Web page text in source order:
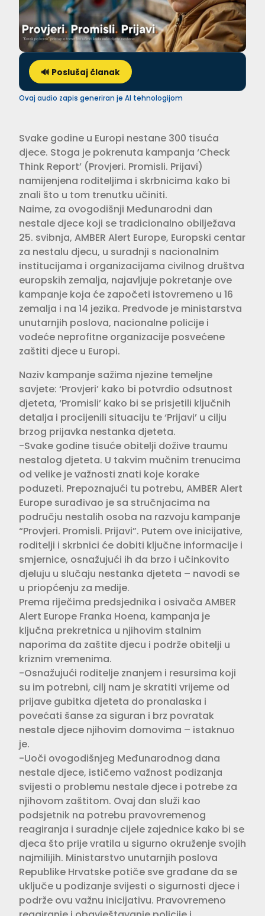
🔊 Poslušaj članak
Ovaj audio zapis generiran je AI tehnologijom
Svake godine u Europi nestane 300 tisuća
djece. Stoga je pokrenuta kampanja ‘Check
Think Report’ (Provjeri. Promisli. Prijavi)
namijenjena roditeljima i skrbnicima kako bi
znali što u tom trenutku učiniti.
Naime, za ovogodišnji Međunarodni dan
nestale djece koji se tradicionalno obilježava
25. svibnja, AMBER Alert Europe, Europski centar
za nestalu djecu, u suradnji s nacionalnim
institucijama i organizacijama civilnog društva
europskih zemalja, najavljuje pokretanje ove
kampanje koja će započeti istovremeno u 16
zemalja i na 14 jezika. Predvode je ministarstva
unutarnjih poslova, nacionalne policije i
vodeće neprofitne organizacije posvećene
zaštiti djece u Europi.
Naziv kampanje sažima njezine temeljne
savjete: ‘Provjeri’ kako bi potvrdio odsutnost
djeteta, ‘Promisli’ kako bi se prisjetili ključnih
detalja i procijenili situaciju te ‘Prijavi’ u cilju
brzog prijavka nestanka djeteta.
-Svake godine tisuće obitelji dožive traumu
nestalog djeteta. U takvim mučnim trenucima
od velike je važnosti znati koje korake
poduzeti. Prepoznajući tu potrebu, AMBER Alert
Europe surađivao je sa stručnjacima na
području nestalih osoba na razvoju kampanje
“Provjeri. Promisli. Prijavi”. Putem ove inicijative,
roditelji i skrbnici će dobiti ključne informacije i
smjernice, osnažujući ih da brzo i učinkovito
djeluju u slučaju nestanka djeteta – navodi se
u priopćenju za medije.
Prema riječima predsjednika i osivača AMBER
Alert Europe Franka Hoena, kampanja je
ključna prekretnica u njihovim stalnim
naporima da zaštite djecu i podrže obitelji u
kriznim vremenima.
-Osnažujući roditelje znanjem i resursima koji
su im potrebni, cilj nam je skratiti vrijeme od
prijave gubitka djeteta do pronalaska i
povećati šanse za siguran i brz povratak
nestale djece njihovim domovima – istaknuo
je.
-Uoči ovogodišnjeg Međunarodnog dana
nestale djece, ističemo važnost podizanja
svijesti o problemu nestale djece i potrebe za
njihovom zaštitom. Ovaj dan služi kao
podsjetnik na potrebu pravovremenog
reagiranja i suradnje cijele zajednice kako bi se
djeca što prije vratila u sigurno okruženje svojih
najmilijih. Ministarstvo unutarnjih poslova
Republike Hrvatske potiče sve građane da se
uključe u podizanje svijesti o sigurnosti djece i
podrže ovu važnu inicijativu. Pravovremeno